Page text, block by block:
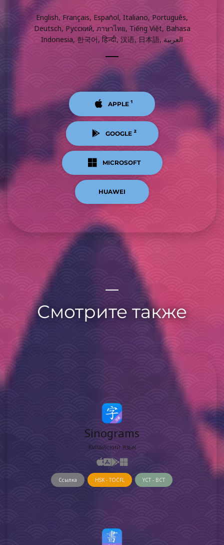
English, Français, Español, Italiano, Português,
Deutsch, Русский, ภาษาไทย, Tiếng Việt, Bahasa
Indonesia, 한국어, हिन्दी, 汉语, 日本語, العربية
APPLE ¹
GOOGLE ²
MICROSOFT
HUAWEI
Смотрите также
Sinograms
Китайский язык
Ссылка HSK - TOCFL YCT - BCT